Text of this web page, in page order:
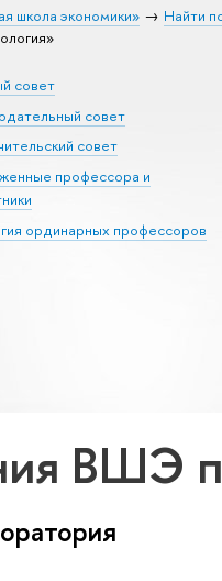
школа экономики» Найти
совет
совет
совет
профессора и
ординарных профессоров
ВШЭ